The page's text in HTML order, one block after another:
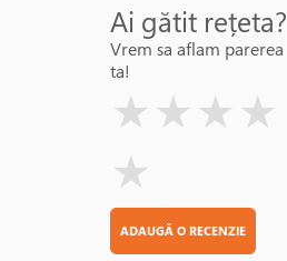
Ai gătit rețeta?
Vrem sa aflam parerea
ta!
★ ★ ★ ★
★
ADAUGĂ O RECENZIE